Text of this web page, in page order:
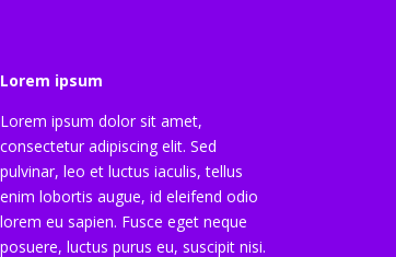
Lorem ipsum
Lorem ipsum dolor sit amet,
consectetur adipiscing elit. Sed
pulvinar, leo et luctus iaculis, tellus
enim lobortis augue, id eleifend odio
lorem eu sapien. Fusce eget neque
posuere, luctus purus eu, suscipit nisi.